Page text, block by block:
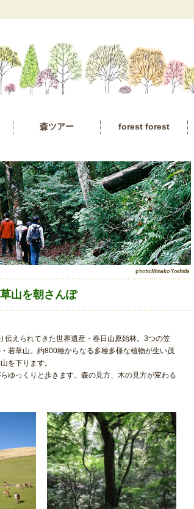
森ツアー forest forest
山を朝さんぽ
えられてきた世界遺産・春日山原始林。3つの笠
若草山。約800種からなる多種多様な植物が生い茂
を下ります。
ゆっくりと歩きます。森の見方、木の見方が変わる